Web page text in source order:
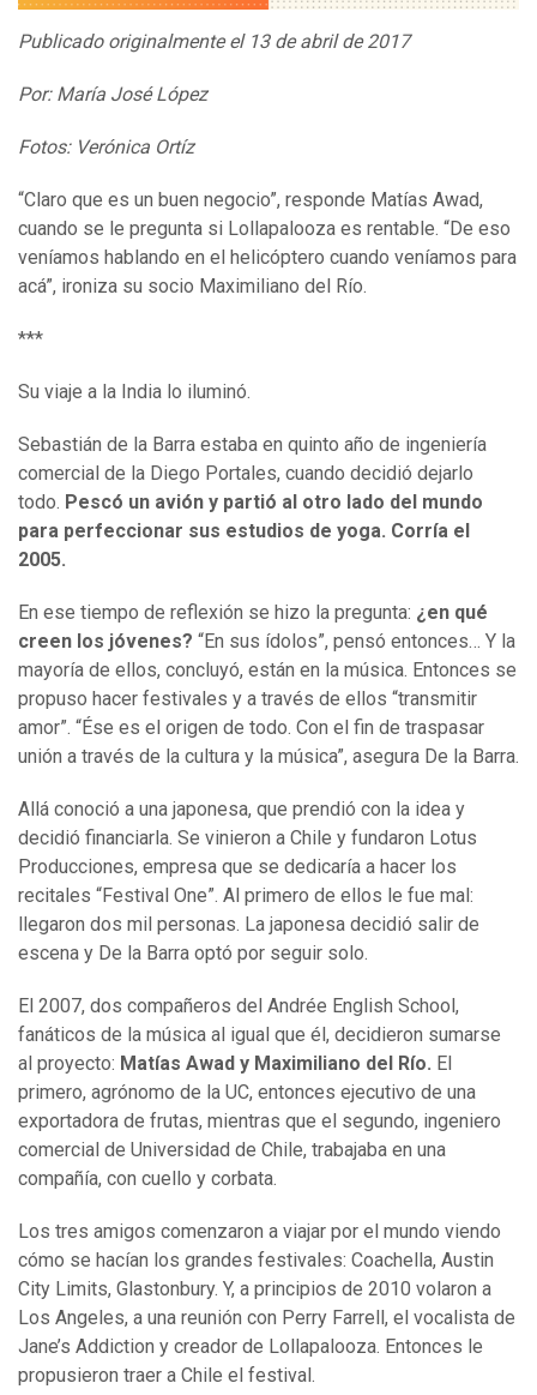
Publicado originalmente el 13 de abril de 2017
Por: María José López
Fotos: Verónica Ortíz
“Claro que es un buen negocio”, responde Matías Awad,
cuando se le pregunta si Lollapalooza es rentable. “De eso
veníamos hablando en el helicóptero cuando veníamos para
acá”, ironiza su socio Maximiliano del Río.
***
Su viaje a la India lo iluminó.
Sebastián de la Barra estaba en quinto año de ingeniería
comercial de la Diego Portales, cuando decidió dejarlo
todo. Pescó un avión y partió al otro lado del mundo
para perfeccionar sus estudios de yoga. Corría el
2005.
En ese tiempo de reflexión se hizo la pregunta: ¿en qué
creen los jóvenes? “En sus ídolos”, pensó entonces… Y la
mayoría de ellos, concluyó, están en la música. Entonces se
propuso hacer festivales y a través de ellos “transmitir
amor”. “Ése es el origen de todo. Con el fin de traspasar
unión a través de la cultura y la música”, asegura De la Barra.
Allá conoció a una japonesa, que prendió con la idea y
decidió financiarla. Se vinieron a Chile y fundaron Lotus
Producciones, empresa que se dedicaría a hacer los
recitales “Festival One”. Al primero de ellos le fue mal:
llegaron dos mil personas. La japonesa decidió salir de
escena y De la Barra optó por seguir solo.
El 2007, dos compañeros del Andrée English School,
fanáticos de la música al igual que él, decidieron sumarse
al proyecto: Matías Awad y Maximiliano del Río. El
primero, agrónomo de la UC, entonces ejecutivo de una
exportadora de frutas, mientras que el segundo, ingeniero
comercial de Universidad de Chile, trabajaba en una
compañía, con cuello y corbata.
Los tres amigos comenzaron a viajar por el mundo viendo
cómo se hacían los grandes festivales: Coachella, Austin
City Limits, Glastonbury. Y, a principios de 2010 volaron a
Los Angeles, a una reunión con Perry Farrell, el vocalista de
Jane’s Addiction y creador de Lollapalooza. Entonces le
propusieron traer a Chile el festival.